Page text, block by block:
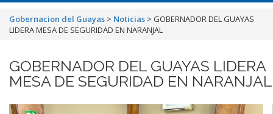
Gobernacion del Guayas > Noticias > GOBERNADOR DEL GUAYAS
LIDERA MESA DE SEGURIDAD EN NARANJAL
GOBERNADOR DEL GUAYAS LIDERA
MESA DE SEGURIDAD EN NARANJAL